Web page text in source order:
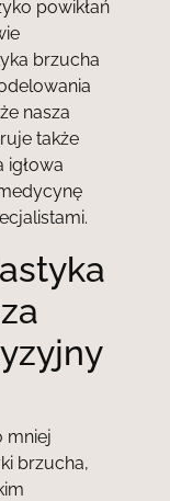
powikłań
brzucha
nasza
także
igłowa
mniej
brzucha,